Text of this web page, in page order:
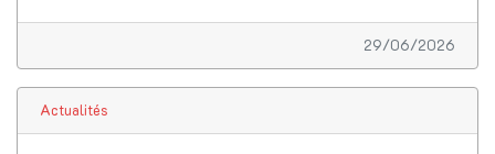
29/06/2026
Actualités